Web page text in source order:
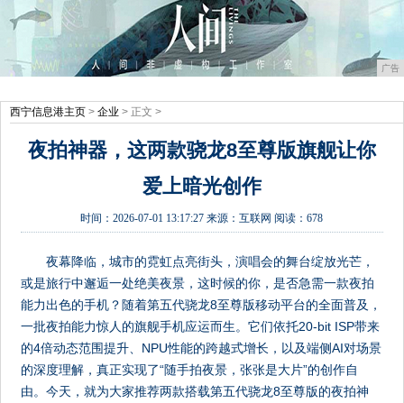
广告
西宁信息港主页 > 企业 > 正文 >
夜拍神器，这两款骁龙8至尊版旗舰让你
爱上暗光创作
时间：2026-07-01 13:17:27 来源：互联网 阅读：678
夜幕降临，城市的霓虹点亮街头，演唱会的舞台绽放光芒，
或是旅行中邂逅一处绝美夜景，这时候的你，是否急需一款夜拍
能力出色的手机？随着第五代骁龙8至尊版移动平台的全面普及，
一批夜拍能力惊人的旗舰手机应运而生。它们依托20-bit ISP带来
的4倍动态范围提升、NPU性能的跨越式增长，以及端侧AI对场景
的深度理解，真正实现了“随手拍夜景，张张是大片”的创作自
由。今天，就为大家推荐两款搭载第五代骁龙8至尊版的夜拍神